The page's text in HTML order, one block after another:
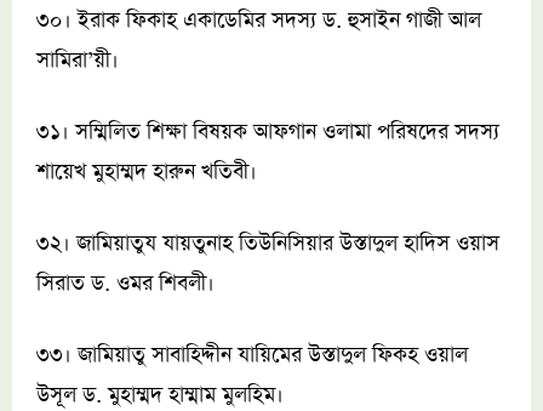
৩০। ইরাক ফিকাহ একাডেমির সদস্য ড. হুসাইন গাজী আল
সামিরা’য়ী।
৩১। সম্মিলিত শিক্ষা বিষয়ক আফগান ওলামা পরিষদের সদস্য
শায়েখ মুহাম্মদ হারুন খতিবী।
৩২। জামিয়াতুয যায়তুনাহ তিউনিসিয়ার উস্তাদুল হাদিস ওয়াস
সিরাত ড. ওমর শিবলী।
৩৩। জামিয়াতু সাবাহিদ্দীন যায়িমের উস্তাদুল ফিকহ ওয়াল
উসূল ড. মুহাম্মদ হাম্মাম মুলহিম।